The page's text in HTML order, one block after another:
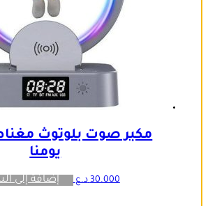
مكبر صوت بلوتوث
يومنا
30.000 د.ع إضافة إلى